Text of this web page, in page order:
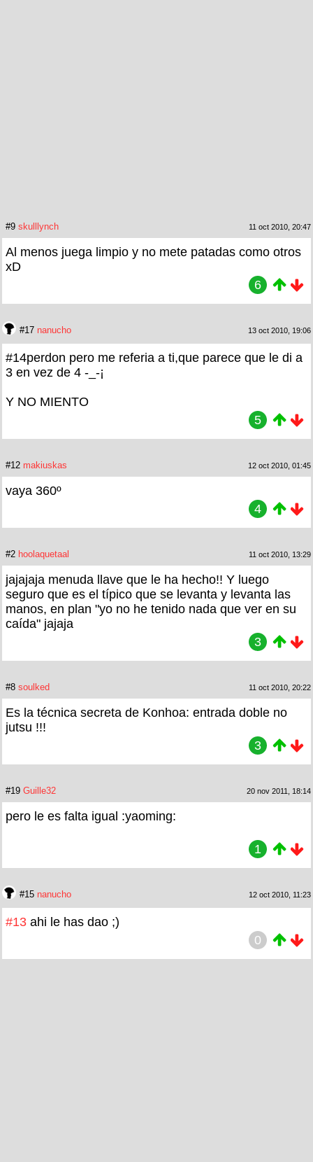
#9 skulllynch 11 oct 2010, 20:47
Al menos juega limpio y no mete patadas como otros
xD
6
#17 nanucho 13 oct 2010, 19:06
#14perdon pero me referia a ti,que parece que le di a
3 en vez de 4 -_-¡
Y NO MIENTO
5
#12 makiuskas 12 oct 2010, 01:45
vaya 360º
4
#2 hoolaquetaal 11 oct 2010, 13:29
jajajaja menuda llave que le ha hecho!! Y luego
seguro que es el típico que se levanta y levanta las
manos, en plan "yo no he tenido nada que ver en su
caída" jajaja
3
#8 soulked 11 oct 2010, 20:22
Es la técnica secreta de Konhoa: entrada doble no
jutsu !!!
3
#19 Guille32 20 nov 2011, 18:14
pero le es falta igual :yaoming:
1
#15 nanucho 12 oct 2010, 11:23
#13 ahi le has dao ;)
0